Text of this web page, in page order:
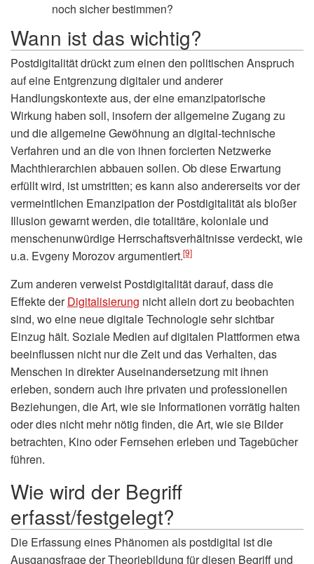
noch sicher bestimmen?
Wann ist das wichtig?
Postdigitalität drückt zum einen den politischen Anspruch
auf eine Entgrenzung digitaler und anderer
Handlungskontexte aus, der eine emanzipatorische
Wirkung haben soll, insofern der allgemeine Zugang zu
und die allgemeine Gewöhnung an digital-technische
Verfahren und an die von ihnen forcierten Netzwerke
Machthierarchien abbauen sollen. Ob diese Erwartung
erfüllt wird, ist umstritten; es kann also andererseits vor der
vermeintlichen Emanzipation der Postdigitalität als bloßer
Illusion gewarnt werden, die totalitäre, koloniale und
menschenunwürdige Herrschaftsverhältnisse verdeckt, wie
u.a. Evgeny Morozov argumentiert.[9]
Zum anderen verweist Postdigitalität darauf, dass die
Effekte derDigitalisierung nicht allein dort zu beobachten
sind, wo eine neue digitale Technologie sehr sichtbar
Einzug hält. Soziale Medien auf digitalen Plattformen etwa
beeinflussen nicht nur die Zeit und das Verhalten, das
Menschen in direkter Auseinandersetzung mit ihnen
erleben, sondern auch ihre privaten und professionellen
Beziehungen, die Art, wie sie Informationen vorrätig halten
oder dies nicht mehr nötig finden, die Art, wie sie Bilder
betrachten, Kino oder Fernsehen erleben und Tagebücher
führen.
Wie wird der Begriff
erfasst/festgelegt?
Die Erfassung eines Phänomen als postdigital ist die
Ausgangsfrage der Theoriebildung für diesen Begriff und